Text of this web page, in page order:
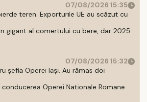
07/08/2026 15:35
teren. Exporturile UE au scăzut cu
gigant al comertului cu bere, dar 2025
07/08/2026 15:32
șefia Operei Iași. Au rămas doi
Operei Nationale Romane